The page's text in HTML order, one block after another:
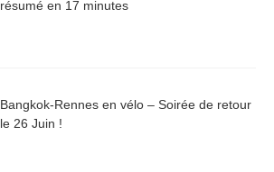
résumé en 17 minutes
Bangkok-Rennes en vélo – Soirée de retour
le 26 Juin !